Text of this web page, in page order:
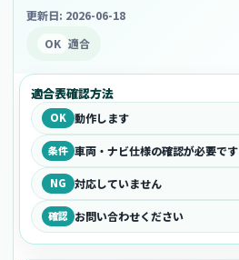
更新日: 2026-06-18
OK 適合
適合表確認方法
OK 動作します
条件 車両・ナビ仕様の確認が必要です
NG 対応していません
確認 お問い合わせください